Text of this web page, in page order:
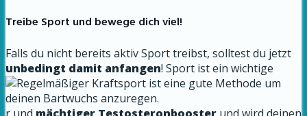
Treibe Sport und bewege dich viel!
Falls du nicht bereits aktiv Sport treibst, solltest du jetzt
unbedingt damit anfangen! Sport ist ein wichtige